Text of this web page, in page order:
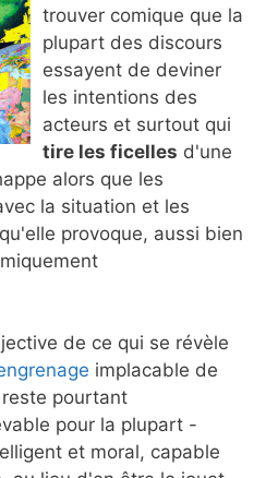
trouver comique que la
plupart des discours
essayent de deviner
les intentions des
acteurs et surtout qui
tire les ficelles d'une
alors que les
la situation et les
provoque, aussi bien
de ce qui se révèle
implacable de
reste pourtant
pour la plupart -
et moral, capable